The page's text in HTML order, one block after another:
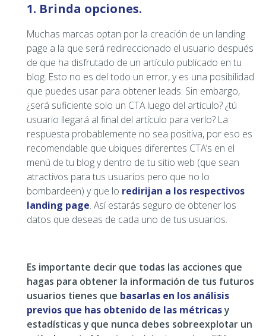
1. Brinda opciones.
Muchas marcas optan por la creación de un landing
page a la que será redireccionado el usuario después
de que ha disfrutado de un artículo publicado en tu
blog. Esto no es del todo un error, y es una posibilidad
que puedes usar para obtener leads. Sin embargo,
¿será suficiente solo un CTA luego del artículo? ¿tú
usuario llegará al final del artículo para verlo? La
respuesta probablemente no sea positiva, por eso es
recomendable que ubiques diferentes CTA’s en el
menú de tu blog y dentro de tu sitio web (que sean
atractivos para tus usuarios pero que no lo
bombardeen) y que lo redirijan a los respectivos
landing page. Así estarás seguro de obtener los
datos que deseas de cada uno de tus usuarios.
Es importante decir que todas las acciones que
hagas para obtener la información de tus futuros
usuarios tienes que basarlas en los análisis
previos que has obtenido de las métricasy
estadísticas y que nunca debes sobreexplotar un